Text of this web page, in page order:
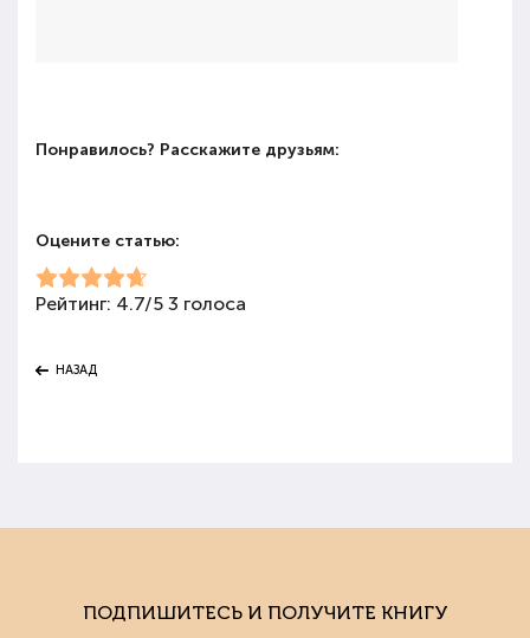
Понравилось? Расскажите друзьям:
Оцените статью:
Рейтинг: 4.7/5 3 голоса
НАЗАД
ПОДПИШИТЕСЬ И ПОЛУЧИТЕ КНИГУ